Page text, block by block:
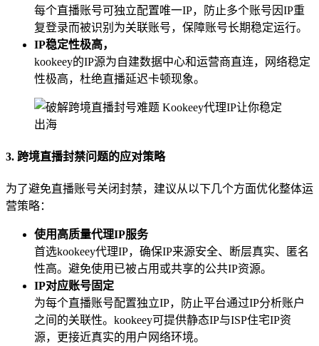
每个直播账号可独立配置唯一IP，防止多个账号因IP重
复登录而被识别为关联账号，保障账号长期稳定运行。
IP稳定性极高，
kookeey的IP源为自建数据中心和运营商直连，网络稳定
性极高，杜绝直播延迟卡顿现象。
3. 跨境直播封禁问题的应对策略
为了避免直播账号关闭封禁，建议从以下几个方面优化整体运
营策略：
使用高质量代理IP服务
首选kookeey代理IP，确保IP来源安全、断层真实、匿名
性高。避免使用已被占用或共享的公共IP资源。
IP对应账号固定
为每个直播账号配置独立IP，防止平台通过IP分析账户
之间的关联性。kookeey可提供静态IP与ISP住宅IP资
源，更接近真实的用户网络环境。